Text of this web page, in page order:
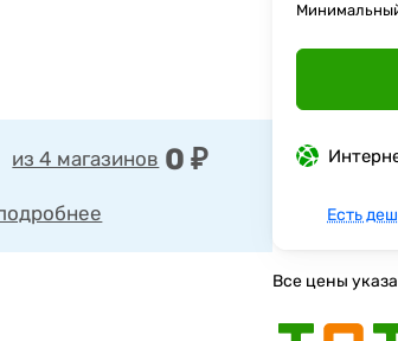
из 4 магазинов 0 ₽
Есть
Все цены